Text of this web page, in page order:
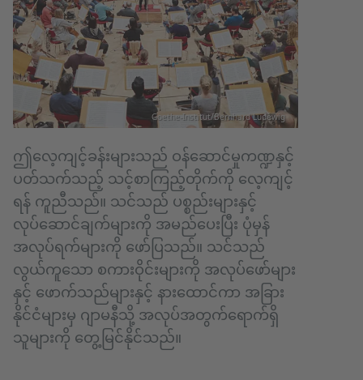
Goethe-Institut/Bernhard Ludewig
ဤလေ့ကျင့်ခန်းများသည် ဝန်ဆောင်မှုကဏ္ဍနှင့်
ပတ်သက်သည့် သင့်စာကြည့်တိုက်ကို လေ့ကျင့်
ရန် ကူညီသည်။ သင်သည် ပစ္စည်းများနှင့်
လုပ်ဆောင်ချက်များကို အမည်ပေးပြီး ပုံမှန်
အလုပ်ရက်များကို ဖော်ပြသည်။ သင်သည်
လွယ်ကူသော စကားဝိုင်းများကို အလုပ်ဖော်များ
နှင့် ဖောက်သည်များနှင့် နားထောင်ကာ အခြား
နိုင်ငံများမှ ဂျာမနီသို့ အလုပ်အတွက်ရောက်ရှိ
သူများကို တွေ့မြင်နိုင်သည်။